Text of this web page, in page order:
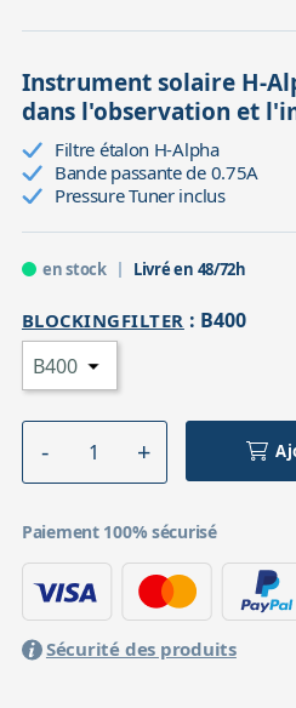
Instrument solaire H-
dans l'observation et
Filtre étalon H-Alpha
Bande passante de 0.75A
Pressure Tuner inclus
en stock Livré en 48/72h
BLOCKINGFILTER : B400
Paiement 100% sécurisé
Sécurité des produits